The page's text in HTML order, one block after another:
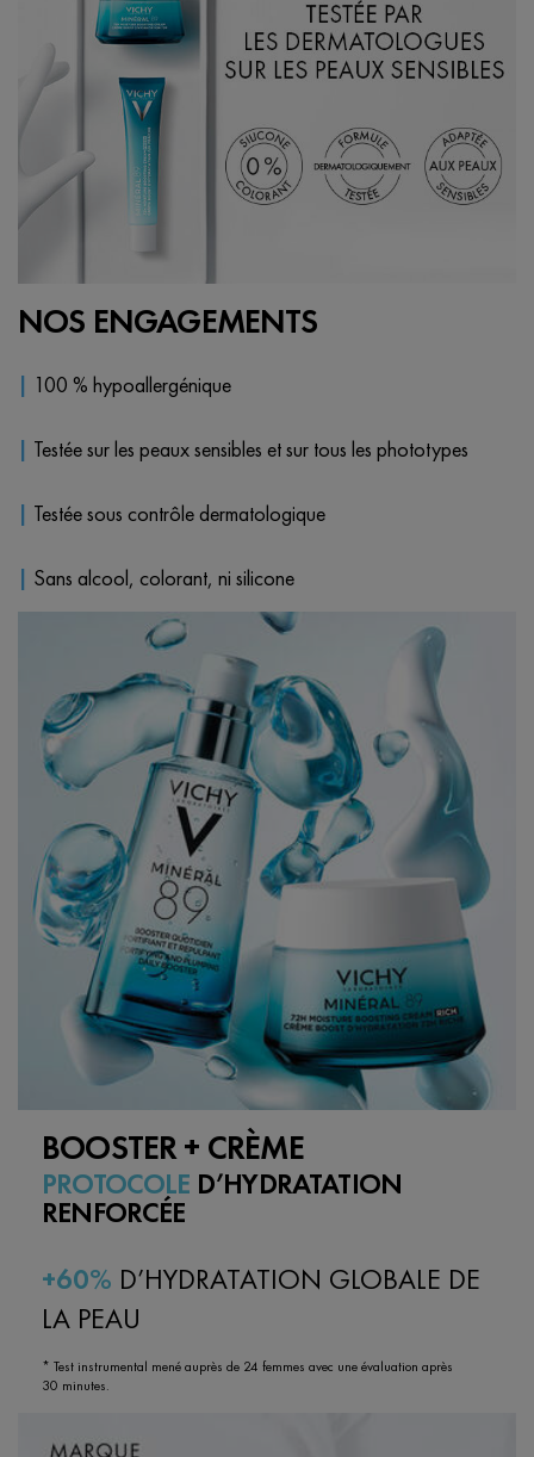
NOS ENGAGEMENTS
| 100 % hypoallergénique
| Testée sur les peaux sensibles et sur tous les phototypes
| Testée sous contrôle dermatologique
| Sans alcool, colorant, ni silicone
BOOSTER + CRÈME
PROTOCOLE D’HYDRATATION
RENFORCÉE
+60% D’HYDRATATION GLOBALE DE
LA PEAU
* Test instrumental mené auprès de 24 femmes avec une évaluation après
30 minutes.